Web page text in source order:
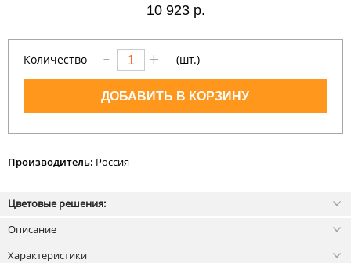
10923 р.
Количество (шт.)
ДОБАВИТЬ В КОРЗИНУ
Производитель: Россия
Цветовые решения:
Описание
Характеристики